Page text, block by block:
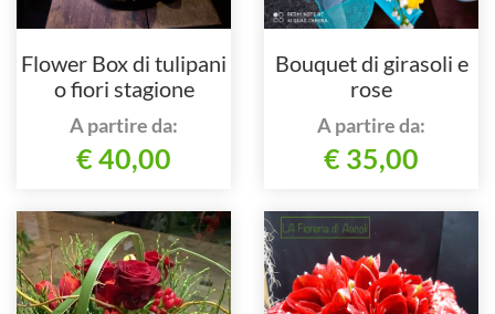
Flower Box di tulipani
o fiori stagione
A partire da:
€ 40,00
Bouquet di girasoli e
rose
A partire da:
€ 35,00